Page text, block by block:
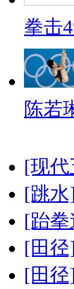
拳击
陈若
[现
[跳
[跆
[田
[田